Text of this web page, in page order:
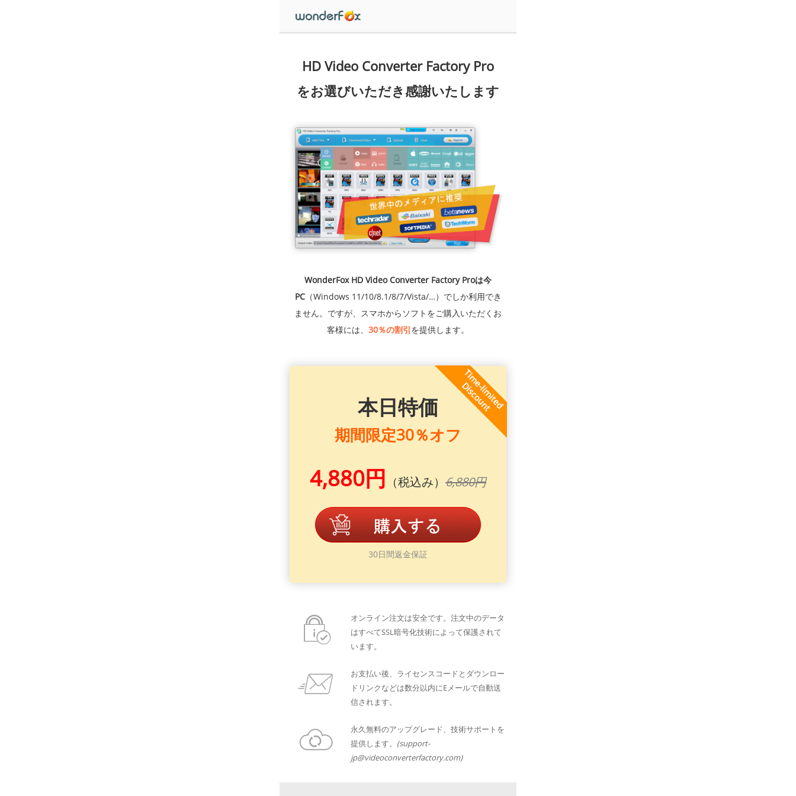
HD Video Converter Factory Pro
をお選びいただき感謝いたします
WonderFox HD Video Converter Factory Proは今
PC（Windows 11/10/8.1/8/7/Vista/…）でしか利用でき
ません。ですが、スマホからソフトをご購入いただくお
客様には、 30％の割引を提供します。
本日特価
期間限定30％オフ
4,880円 （税込み） 6,880円
30日間返金保証
オンライン注文は安全です。注文中のデータ
はすべてSSL暗号化技術によって保護されて
います。
お支払い後、ライセンスコードとダウンロー
ドリンクなどは数分以内にEメールで自動送
信されます。
永久無料のアップグレード、技術サポートを
提供します。 (support-
jp@videoconverterfactory.com)